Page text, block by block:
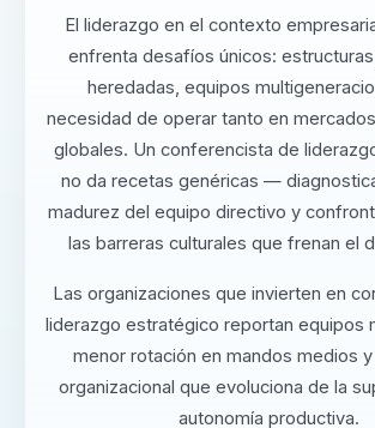
El liderazgo en el contexto
enfrenta desafíos únicos:
heredadas, equipos
necesidad de operar tanto en
globales. Un conferencista de
no da recetas genéricas —
madurez del equipo directivo y
las barreras culturales que frenan el
Las organizaciones que invierten en
liderazgo estratégico reportan equipos
menor rotación en mandos medios y
organizacional que evoluciona de la
autonomía productiva.